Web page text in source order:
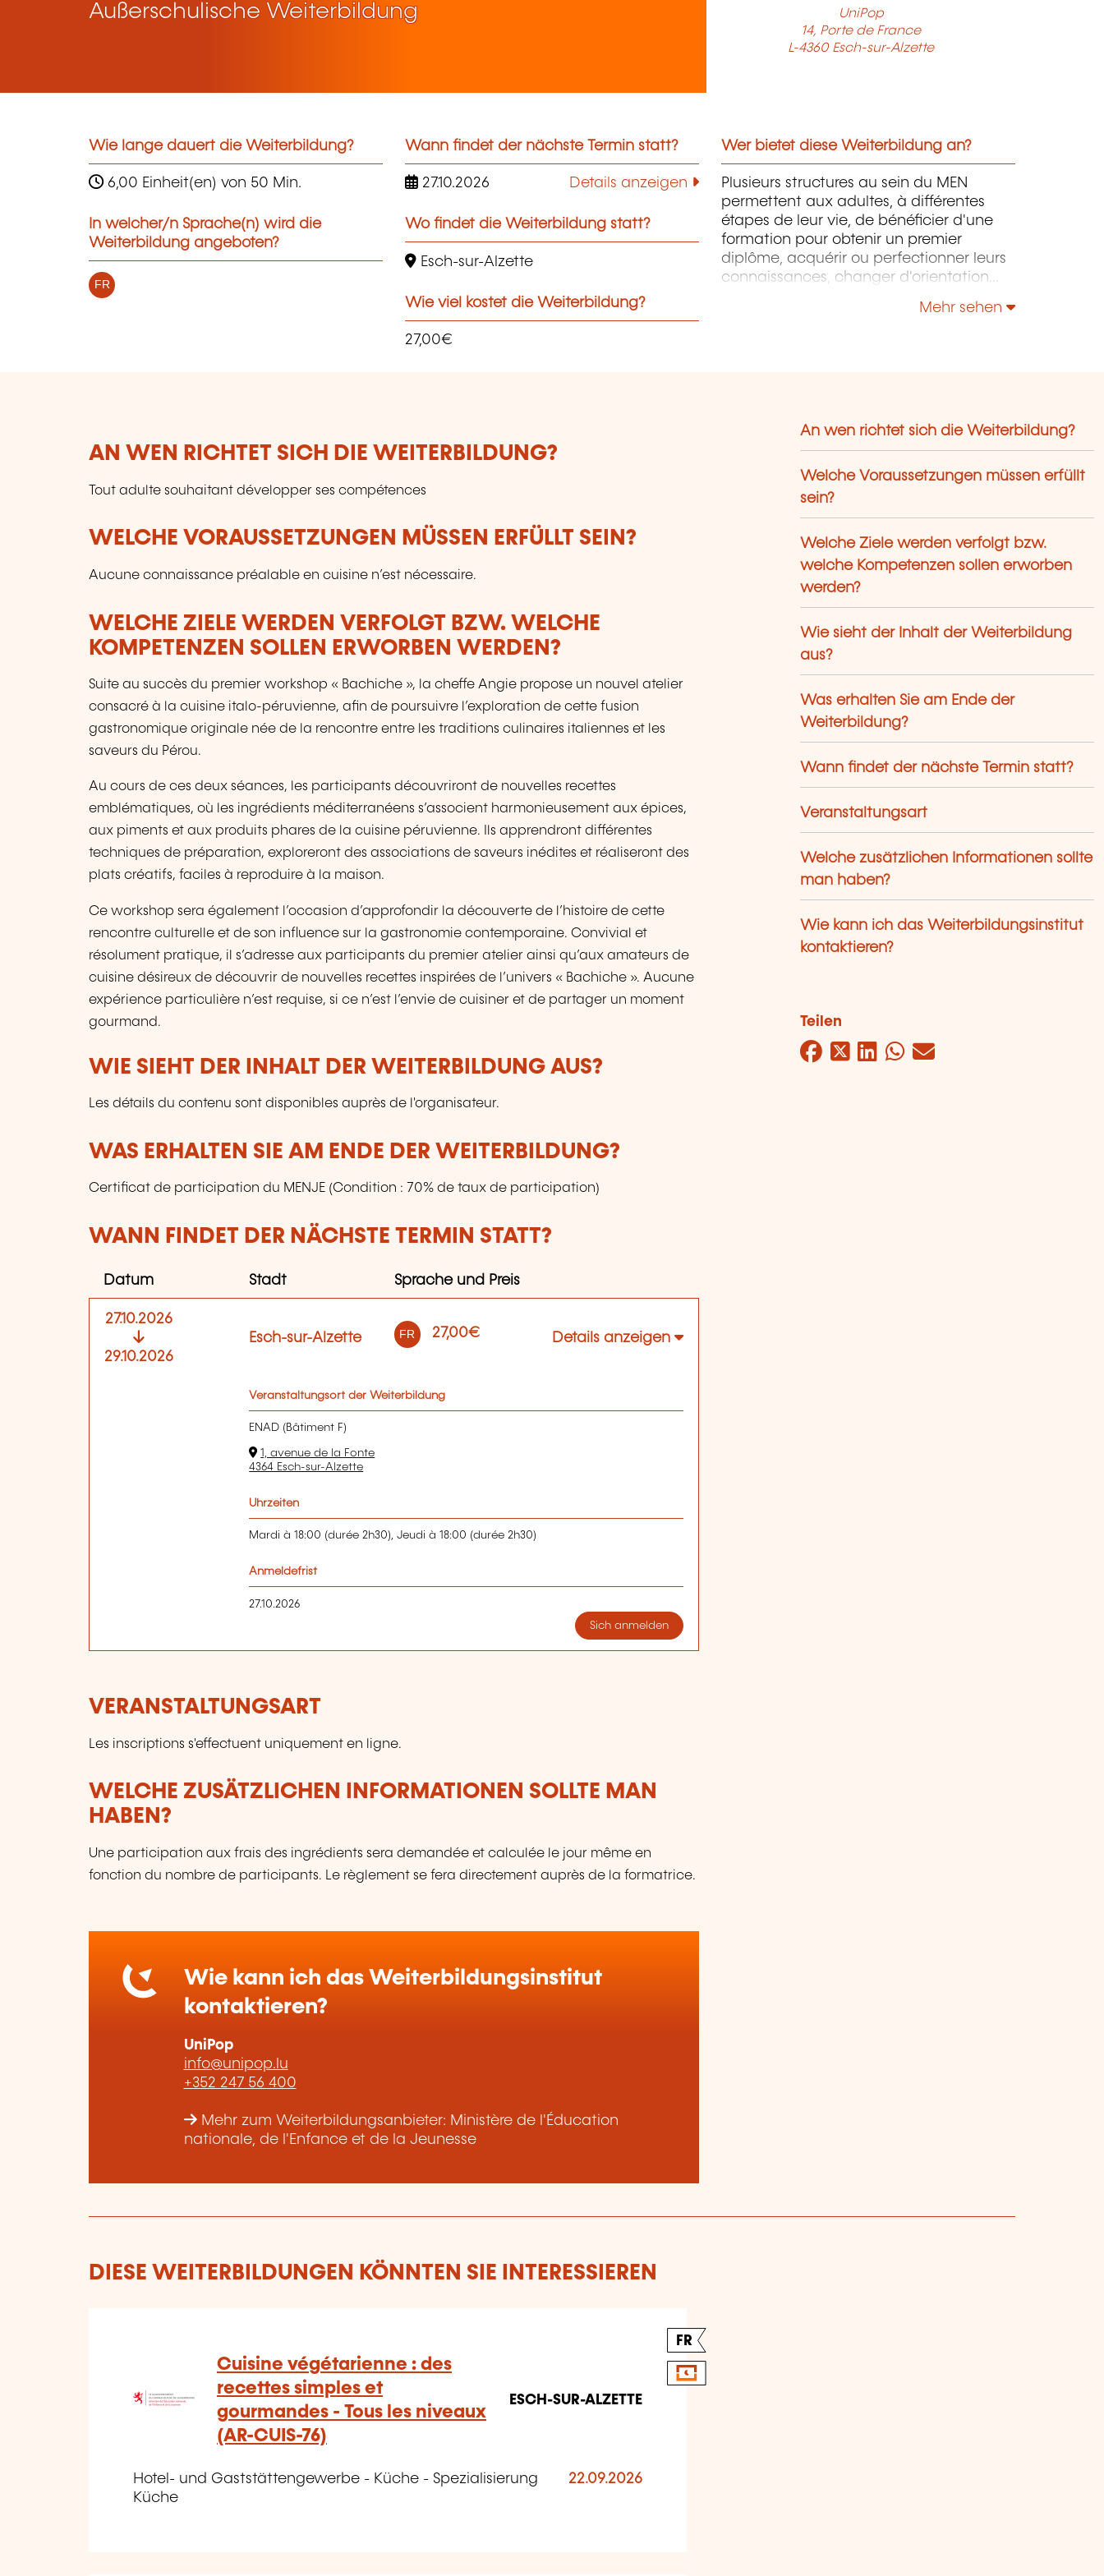
Außerschulische Weiterbildung
UniPop
14, Porte de France
L-4360 Esch-sur-Alzette
Wie lange dauert die Weiterbildung?
6,00 Einheit(en) von 50 Min.
In welcher/n Sprache(n) wird die
Weiterbildung angeboten?
FR
Wann findet der nächste Termin statt?
27.10.2026 Details anzeigen
Wo findet die Weiterbildung statt?
Esch-sur-Alzette
Wie viel kostet die Weiterbildung?
27,00€
Wer bietet diese Weiterbildung an?
Plusieurs structures au sein du MEN
permettent aux adultes, à différentes
étapes de leur vie, de bénéficier d'une
formation pour obtenir un premier
diplôme, acquérir ou perfectionner leurs
connaissances, changer d'orientation
technologies, enrichir leur culture
Mehr sehen
AN WEN RICHTET SICH DIE WEITERBILDUNG?
Tout adulte souhaitant développer ses compétences
WELCHE VORAUSSETZUNGEN MÜSSEN ERFÜLLT SEIN?
Aucune connaissance préalable en cuisine n’est nécessaire.
WELCHE ZIELE WERDEN VERFOLGT BZW. WELCHE
KOMPETENZEN SOLLEN ERWORBEN WERDEN?
Suite au succès du premier workshop « Bachiche », la cheffe Angie propose un nouvel atelier
consacré à la cuisine italo-péruvienne, afin de poursuivre l’exploration de cette fusion
gastronomique originale née de la rencontre entre les traditions culinaires italiennes et les
saveurs du Pérou.
Au cours de ces deux séances, les participants découvriront de nouvelles recettes
emblématiques, où les ingrédients méditerranéens s’associent harmonieusement aux épices,
aux piments et aux produits phares de la cuisine péruvienne. Ils apprendront différentes
techniques de préparation, exploreront des associations de saveurs inédites et réaliseront des
plats créatifs, faciles à reproduire à la maison.
Ce workshop sera également l’occasion d’approfondir la découverte de l’histoire de cette
rencontre culturelle et de son influence sur la gastronomie contemporaine. Convivial et
résolument pratique, il s’adresse aux participants du premier atelier ainsi qu’aux amateurs de
cuisine désireux de découvrir de nouvelles recettes inspirées de l’univers « Bachiche ». Aucune
expérience particulière n’est requise, si ce n’est l’envie de cuisiner et de partager un moment
gourmand.
WIE SIEHT DER INHALT DER WEITERBILDUNG AUS?
Les détails du contenu sont disponibles auprès de l'organisateur.
WAS ERHALTEN SIE AM ENDE DER WEITERBILDUNG?
Certificat de participation du MENJE (Condition : 70% de taux de participation)
WANN FINDET DER NÄCHSTE TERMIN STATT?
Datum Stadt Sprache und Preis
27.10.2026
29.10.2026
Esch-sur-Alzette FR 27,00€ Details anzeigen
Veranstaltungsort der Weiterbildung
ENAD (Bâtiment F)
1, avenue de la Fonte
4364 Esch-sur-Alzette
Uhrzeiten
Mardi à 18:00 (durée 2h30), Jeudi à 18:00 (durée 2h30)
Anmeldefrist
27.10.2026
Sich anmelden
VERANSTALTUNGSART
Les inscriptions s'effectuent uniquement en ligne.
WELCHE ZUSÄTZLICHEN INFORMATIONEN SOLLTE MAN
HABEN?
Une participation aux frais des ingrédients sera demandée et calculée le jour même en
fonction du nombre de participants. Le règlement se fera directement auprès de la formatrice.
Wie kann ich das Weiterbildungsinstitut
kontaktieren?
UniPop
info@unipop.lu
+352 247 56 400
Mehr zum Weiterbildungsanbieter: Ministère de l'Éducation
nationale, de l'Enfance et de la Jeunesse
An wen richtet sich die Weiterbildung?
Welche Voraussetzungen müssen erfüllt
sein?
Welche Ziele werden verfolgt bzw.
welche Kompetenzen sollen erworben
werden?
Wie sieht der Inhalt der Weiterbildung
aus?
Was erhalten Sie am Ende der
Weiterbildung?
Wann findet der nächste Termin statt?
Veranstaltungsart
Welche zusätzlichen Informationen sollte
man haben?
Wie kann ich das Weiterbildungsinstitut
kontaktieren?
Teilen
Facebook
Twitter
LinkedIn
WhatsApp
Mail
DIESE WEITERBILDUNGEN KÖNNTEN SIE INTERESSIEREN
FR
Cuisine végétarienne : des
recettes simples et
gourmandes - Tous les niveaux
(AR-CUIS-76)
ESCH-SUR-ALZETTE
Hotel- und Gaststättengewerbe - Küche - Spezialisierung
Küche
22.09.2026